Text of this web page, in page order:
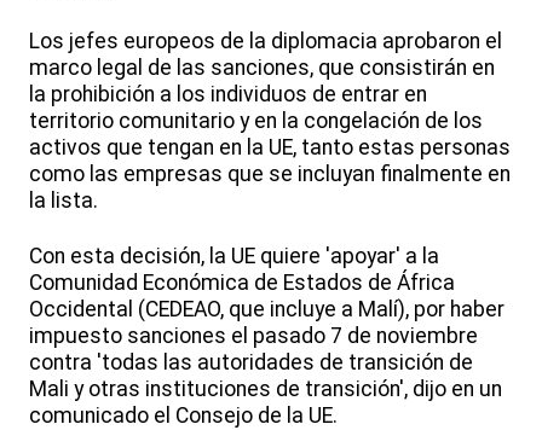
Los jefes europeos de la diplomacia aprobaron el
marco legal de las sanciones, que consistirán en
la prohibición a los individuos de entrar en
territorio comunitario y en la congelación de los
activos que tengan en la UE, tanto estas personas
como las empresas que se incluyan finalmente en
la lista.
Con esta decisión, la UE quiere 'apoyar' a la
Comunidad Económica de Estados de África
Occidental (CEDEAO, que incluye a Malí), por haber
impuesto sanciones el pasado 7 de noviembre
contra 'todas las autoridades de transición de
Mali y otras instituciones de transición', dijo en un
comunicado el Consejo de la UE.